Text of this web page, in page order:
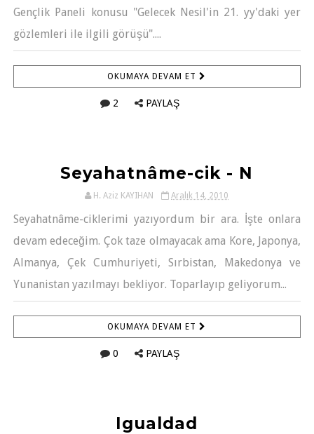
Gençlik Paneli konusu "Gelecek Nesil'in 21. yy'daki yer
gözlemleri ile ilgili görüşü"....
OKUMAYA DEVAM ET
2 PAYLAŞ
Seyahatnâme-cik - N
H. Aziz KAYIHAN Aralık 14, 2010
Seyahatnâme-ciklerimi yazıyordum bir ara. İşte onlara
devam edeceğim. Çok taze olmayacak ama Kore, Japonya,
Almanya, Çek Cumhuriyeti, Sırbistan, Makedonya ve
Yunanistan yazılmayı bekliyor. Toparlayıp geliyorum...
OKUMAYA DEVAM ET
0 PAYLAŞ
Igualdad